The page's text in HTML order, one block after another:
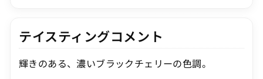
テイスティングコメント
輝きのある、濃いブラックチェリーの色調。